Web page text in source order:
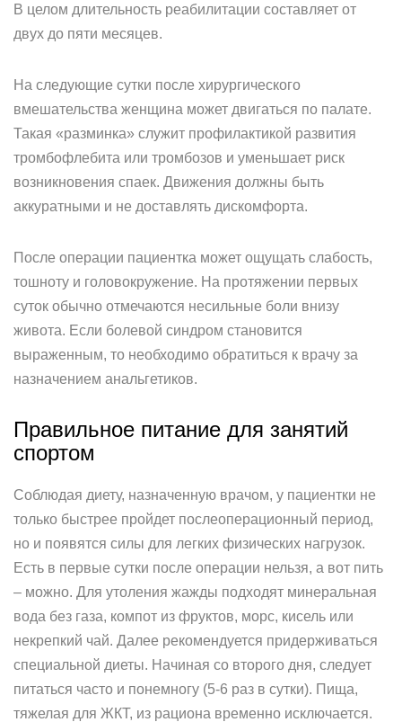
В целом длительность реабилитации составляет от
двух до пяти месяцев.
На следующие сутки после хирургического
вмешательства женщина может двигаться по палате.
Такая «разминка» служит профилактикой развития
тромбофлебита или тромбозов и уменьшает риск
возникновения спаек. Движения должны быть
аккуратными и не доставлять дискомфорта.
После операции пациентка может ощущать слабость,
тошноту и головокружение. На протяжении первых
суток обычно отмечаются несильные боли внизу
живота. Если болевой синдром становится
выраженным, то необходимо обратиться к врачу за
назначением анальгетиков.
Правильное питание для занятий
спортом
Соблюдая диету, назначенную врачом, у пациентки не
только быстрее пройдет послеоперационный период,
но и появятся силы для легких физических нагрузок.
Есть в первые сутки после операции нельзя, а вот пить
– можно. Для утоления жажды подходят минеральная
вода без газа, компот из фруктов, морс, кисель или
некрепкий чай. Далее рекомендуется придерживаться
специальной диеты. Начиная со второго дня, следует
питаться часто и понемногу (5-6 раз в сутки). Пища,
тяжелая для ЖКТ, из рациона временно исключается.